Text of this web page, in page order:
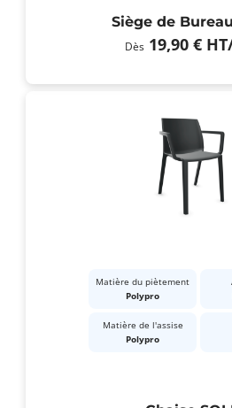
Siège de
Dès 19,90 € HT
Matière du piètement
Polypro
Matière de l'assise
Polypro